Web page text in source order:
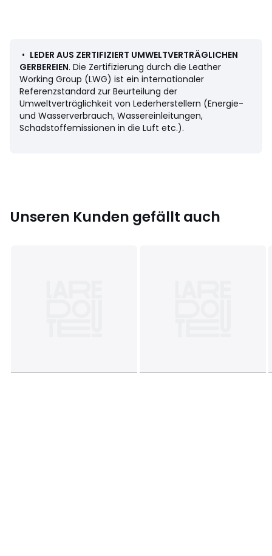
Produkthinweis bezüglich der Umweltqualitäten und -
merkmale
• Herstellungsort (Nähen, Anfertigung, Finish): Spanien
• LEDER AUS ZERTIFIZIERT UMWELTVERTRÄGLICHEN
GERBEREIEN. Die Zertifizierung durch die Leather
Working Group (LWG) ist ein internationaler
Referenzstandard zur Beurteilung der
Umweltverträglichkeit von Lederherstellern (Energie-
und Wasserverbrauch, Wassereinleitungen,
Schadstoffemissionen in die Luft etc.).
Unseren Kunden gefällt auch